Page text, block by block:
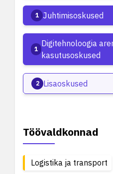
1 Juhtimisoskused
1
Digitehnoloogia
kasutusoskused
2 Lisaoskused
Töövaldkonnad
Logistika ja transport